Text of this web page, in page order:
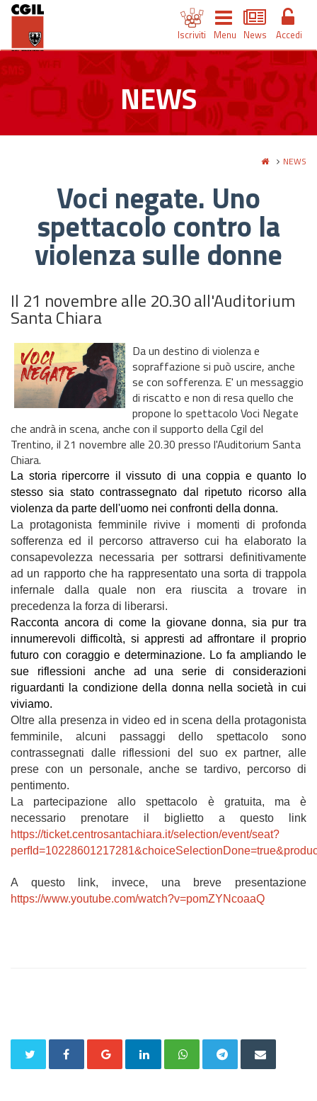
Iscriviti Menu News Accedi
NEWS
NEWS
Voci negate. Uno
spettacolo contro la
violenza sulle donne
Il 21 novembre alle 20.30 all'Auditorium
Santa Chiara
Da un destino di violenza e
sopraffazione si può uscire, anche
se con sofferenza. E' un messaggio
di riscatto e non di resa quello che
propone lo spettacolo Voci Negate
che andrà in scena, anche con il supporto della Cgil del
Trentino, il 21 novembre alle 20.30 presso l'Auditorium Santa
Chiara.
La storia ripercorre il vissuto di una coppia e quanto lo
stesso sia stato contrassegnato dal ripetuto ricorso alla
violenza da parte dell'uomo nei confronti della donna.
La protagonista femminile rivive i momenti di profonda
sofferenza ed il percorso attraverso cui ha elaborato la
consapevolezza necessaria per sottrarsi definitivamente
ad un rapporto che ha rappresentato una sorta di trappola
infernale dalla quale non era riuscita a trovare in
precedenza la forza di liberarsi.
Racconta ancora di come la giovane donna, sia pur tra
innumerevoli difficoltà, si appresti ad affrontare il proprio
futuro con coraggio e determinazione. Lo fa ampliando le
sue riflessioni anche ad una serie di considerazioni
riguardanti la condizione della donna nella società in cui
viviamo.
Oltre alla presenza in video ed in scena della protagonista
femminile, alcuni passaggi dello spettacolo sono
contrassegnati dalle riflessioni del suo ex partner, alle
prese con un personale, anche se tardivo, percorso di
pentimento.
La partecipazione allo spettacolo è gratuita, ma è
necessario prenotare il biglietto a questo link
https://ticket.centrosantachiara.it/selection/event/seat?
A questo link, invece, una breve presentazione
https://www.youtube.com/watch?v=pomZYNcoaaQ